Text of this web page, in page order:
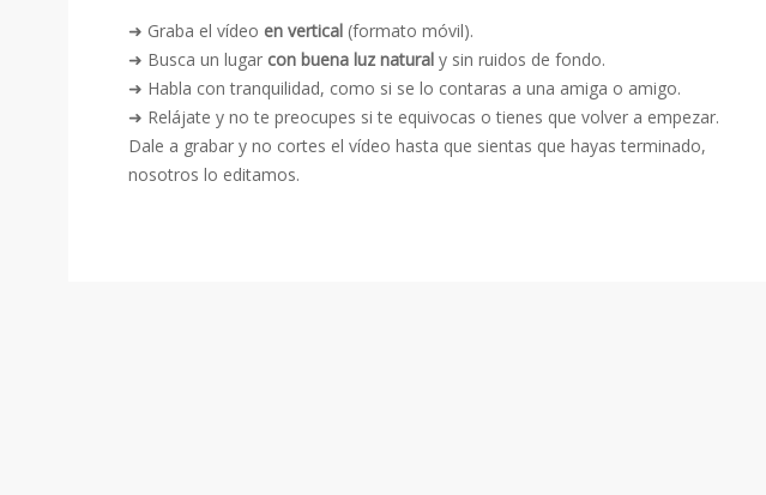
➜ Graba el vídeo en vertical (formato móvil).
➜ Busca un lugar con buena luz natural y sin ruidos de fondo.
➜ Habla con tranquilidad, como si se lo contaras a una amiga o amigo.
➜ Relájate y no te preocupes si te equivocas o tienes que volver a empezar.
Dale a grabar y no cortes el vídeo hasta que sientas que hayas terminado,
nosotros lo editamos.